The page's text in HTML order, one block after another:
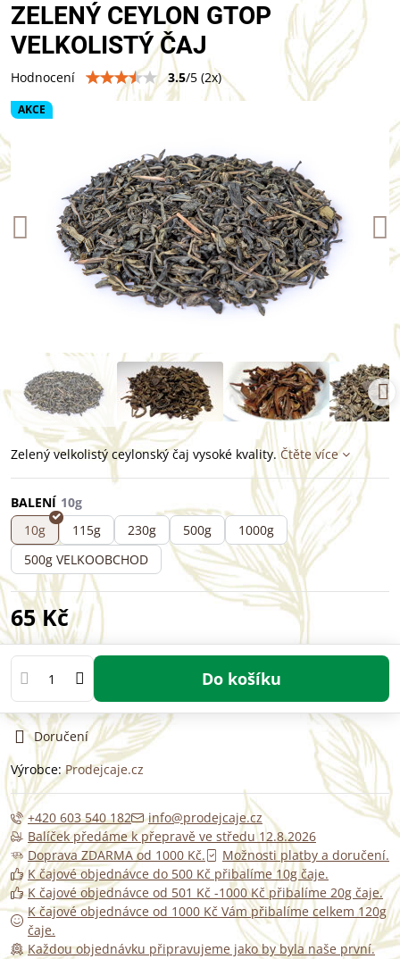
AKCE
ZELENÝ CEYLON GTOP
VELKOLISTÝ ČAJ
Hodnocení 3.5/5 (2x)
Zelený velkolistý ceylonský čaj vysoké kvality.Čtěte více
BALENÍ
10g
115g 230g 500g
1000g
500g VELKOOBCHOD
65 Kč
Do košíku
Doručení
Výrobce:Prodejcaje.cz
+420 603 540 182
info@prodejcaje.cz
Balíček předáme k přepravě ve středu 12.8.2026
Doprava ZDARMA od 1000 Kč.
Možnosti platby a doručení.
K čajové objednávce do 500 Kč přibalíme 10g čaje.
K čajové objednávce od 501 Kč -1000 Kč přibalíme 20g čaje.
K čajové objednávce od 1000 Kč Vám přibalíme celkem 120g
čaje.
Každou objednávku připravujeme jako by byla naše první.